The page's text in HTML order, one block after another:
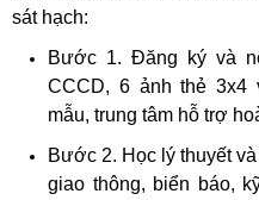
sát hạch:
Bước 1. Đăng ký và
CCCD, 6 ảnh thẻ 3x4
mẫu, trung tâm hỗ trợ
Bước 2. Học lý thuyết
giao thông, biển báo,